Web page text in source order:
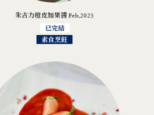
朱古力橙皮加果醬 Feb,2025
已完結
素食烹飪